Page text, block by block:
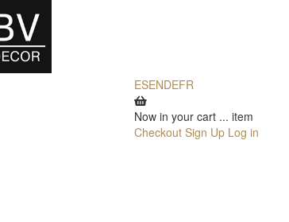
ESENDEFR
Now in your cart ... item
Checkout Sign Up Log in